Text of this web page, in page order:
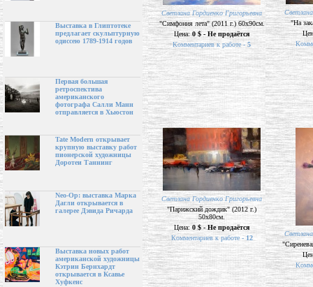
Выставка в Глиптотеке
предлагает скульптурную
одиссею 1789-1914 годов
Первая большая
ретроспектива
американского
фотографа Салли Манн
отправляется в Хьюстон
Tate Modern открывает
крупную выставку работ
пионерской художницы
Доротеи Таннинг
Neo-Op: выставка Марка
Дагли открывается в
галерее Дэвида Ричарда
Выставка новых работ
американской художницы
Кэтрин Бернхардт
открывается в Ксавье
Хуфкенс
Cветлана Гордиенко Григорьевна
"Симфония лета" (2011 г.) 60х90см.
Цена:0 $ - Не продаётся
Комментариев к работе - 5
"На
Cветлана Гордиенко Григорьевна
"Парижский дождик" (2012 г.)
50х80см.
Цена: 0 $ - Не продаётся
Комментариев к работе - 12